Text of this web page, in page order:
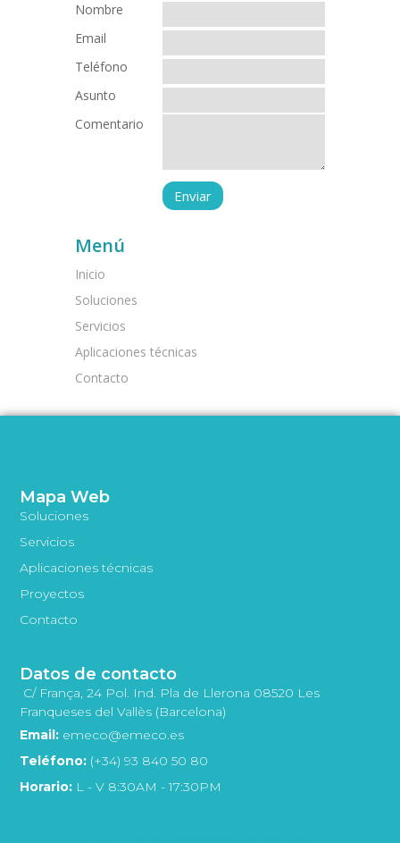
Nombre
Email
Teléfono
Asunto
Comentario
Menú
Inicio
Soluciones
Servicios
Aplicaciones técnicas
Contacto
Mapa Web
Soluciones
Servicios
Aplicaciones técnicas
Proyectos
Contacto
Datos de contacto
C/ França, 24 Pol. Ind. Pla de Llerona 08520 Les
Franqueses del Vallès (Barcelona)
Email: emeco@emeco.es
Teléfono: (+34) 93 840 50 80
Horario: L - V 8:30AM - 17:30PM